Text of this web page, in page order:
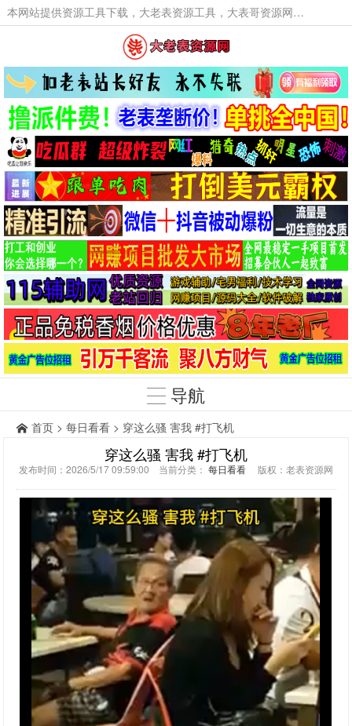
本网站提供资源工具下载，大老表资源工具，大表哥资源网软件工具，大老表资源下载，活动线报福利资源分享,活动线报，大型网游经典游戏，网络热门技术游戏辅助交流与分享。
导航
首页 > 每日看看 > 穿这么骚 害我 #打飞机
穿这么骚 害我 #打飞机
发布时间：2026/5/17 09:59:00 当前分类： 每日看看 版权：老表资源网